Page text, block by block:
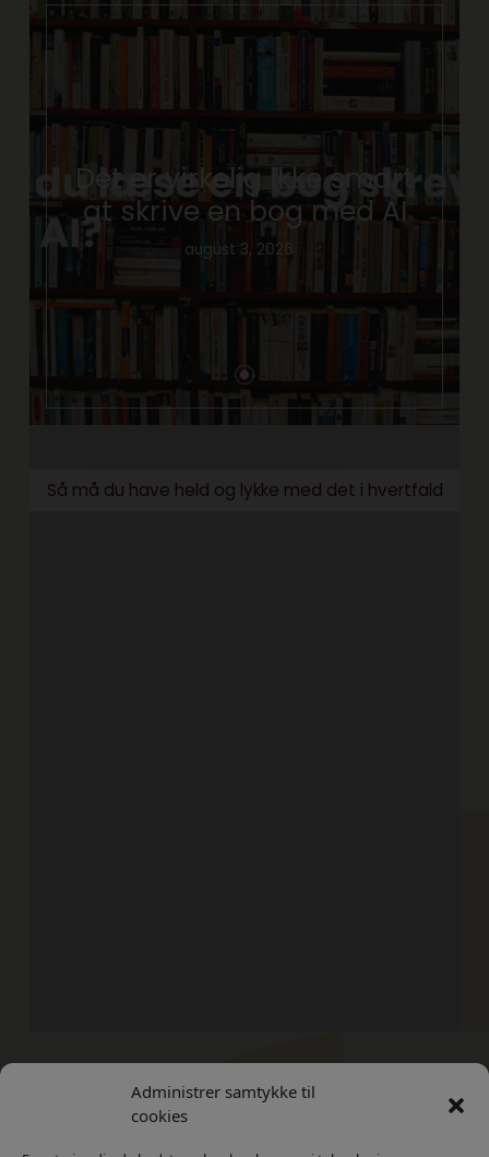
Administrer samtykke til
cookies
Det er virkelig ikke smart
at skrive en bog med AI
august 3, 2026
Så må du have held og lykke med det i hvertfald
Kontakt